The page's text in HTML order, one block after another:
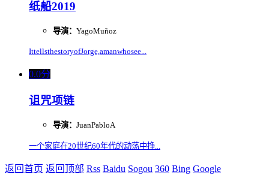
纸船2019
导演： YagoMuñoz
IttellsthestoryofJorge,amanwhosee...
0.0分
诅咒项链
导演： JuanPabloA
一个家庭在20世纪60年代的动荡中挣...
返回首页 返回顶部 Rss Baidu Sogou 360 Bing Google